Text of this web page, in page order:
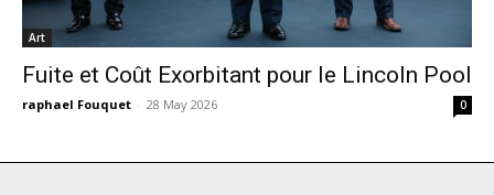
Art
Fuite et Coût Exorbitant pour le Lincoln Pool
raphael Fouquet - 28 May 2026 0